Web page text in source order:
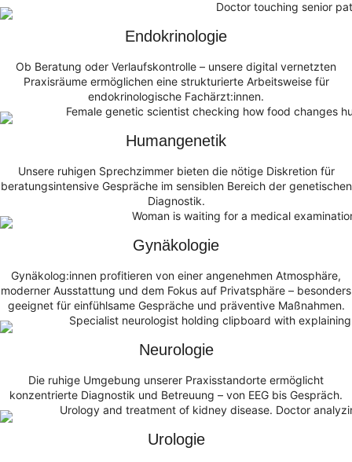
Endokrinologie
Ob Beratung oder Verlaufskontrolle – unsere digital vernetzten
Praxisräume ermöglichen eine strukturierte Arbeitsweise für
endokrinologische Fachärzt:innen.
Humangenetik
Unsere ruhigen Sprechzimmer bieten die nötige Diskretion für
beratungsintensive Gespräche im sensiblen Bereich der genetischen
Diagnostik.
Gynäkologie
Gynäkolog:innen profitieren von einer angenehmen Atmosphäre,
moderner Ausstattung und dem Fokus auf Privatsphäre – besonders
geeignet für einfühlsame Gespräche und präventive Maßnahmen.
Neurologie
Die ruhige Umgebung unserer Praxisstandorte ermöglicht
konzentrierte Diagnostik und Betreuung – von EEG bis Gespräch.
Urologie